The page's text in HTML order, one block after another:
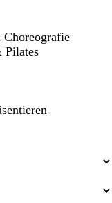
Choreografie
Pilates